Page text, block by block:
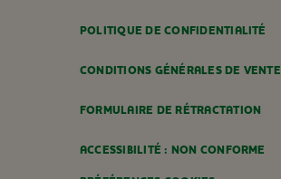
POLITIQUE DE CONFIDENTIALITÉ
CONDITIONS GÉNÉRALES DE VENTE
FORMULAIRE DE RÉTRACTATION
ACCESSIBILITÉ : NON CONFORME